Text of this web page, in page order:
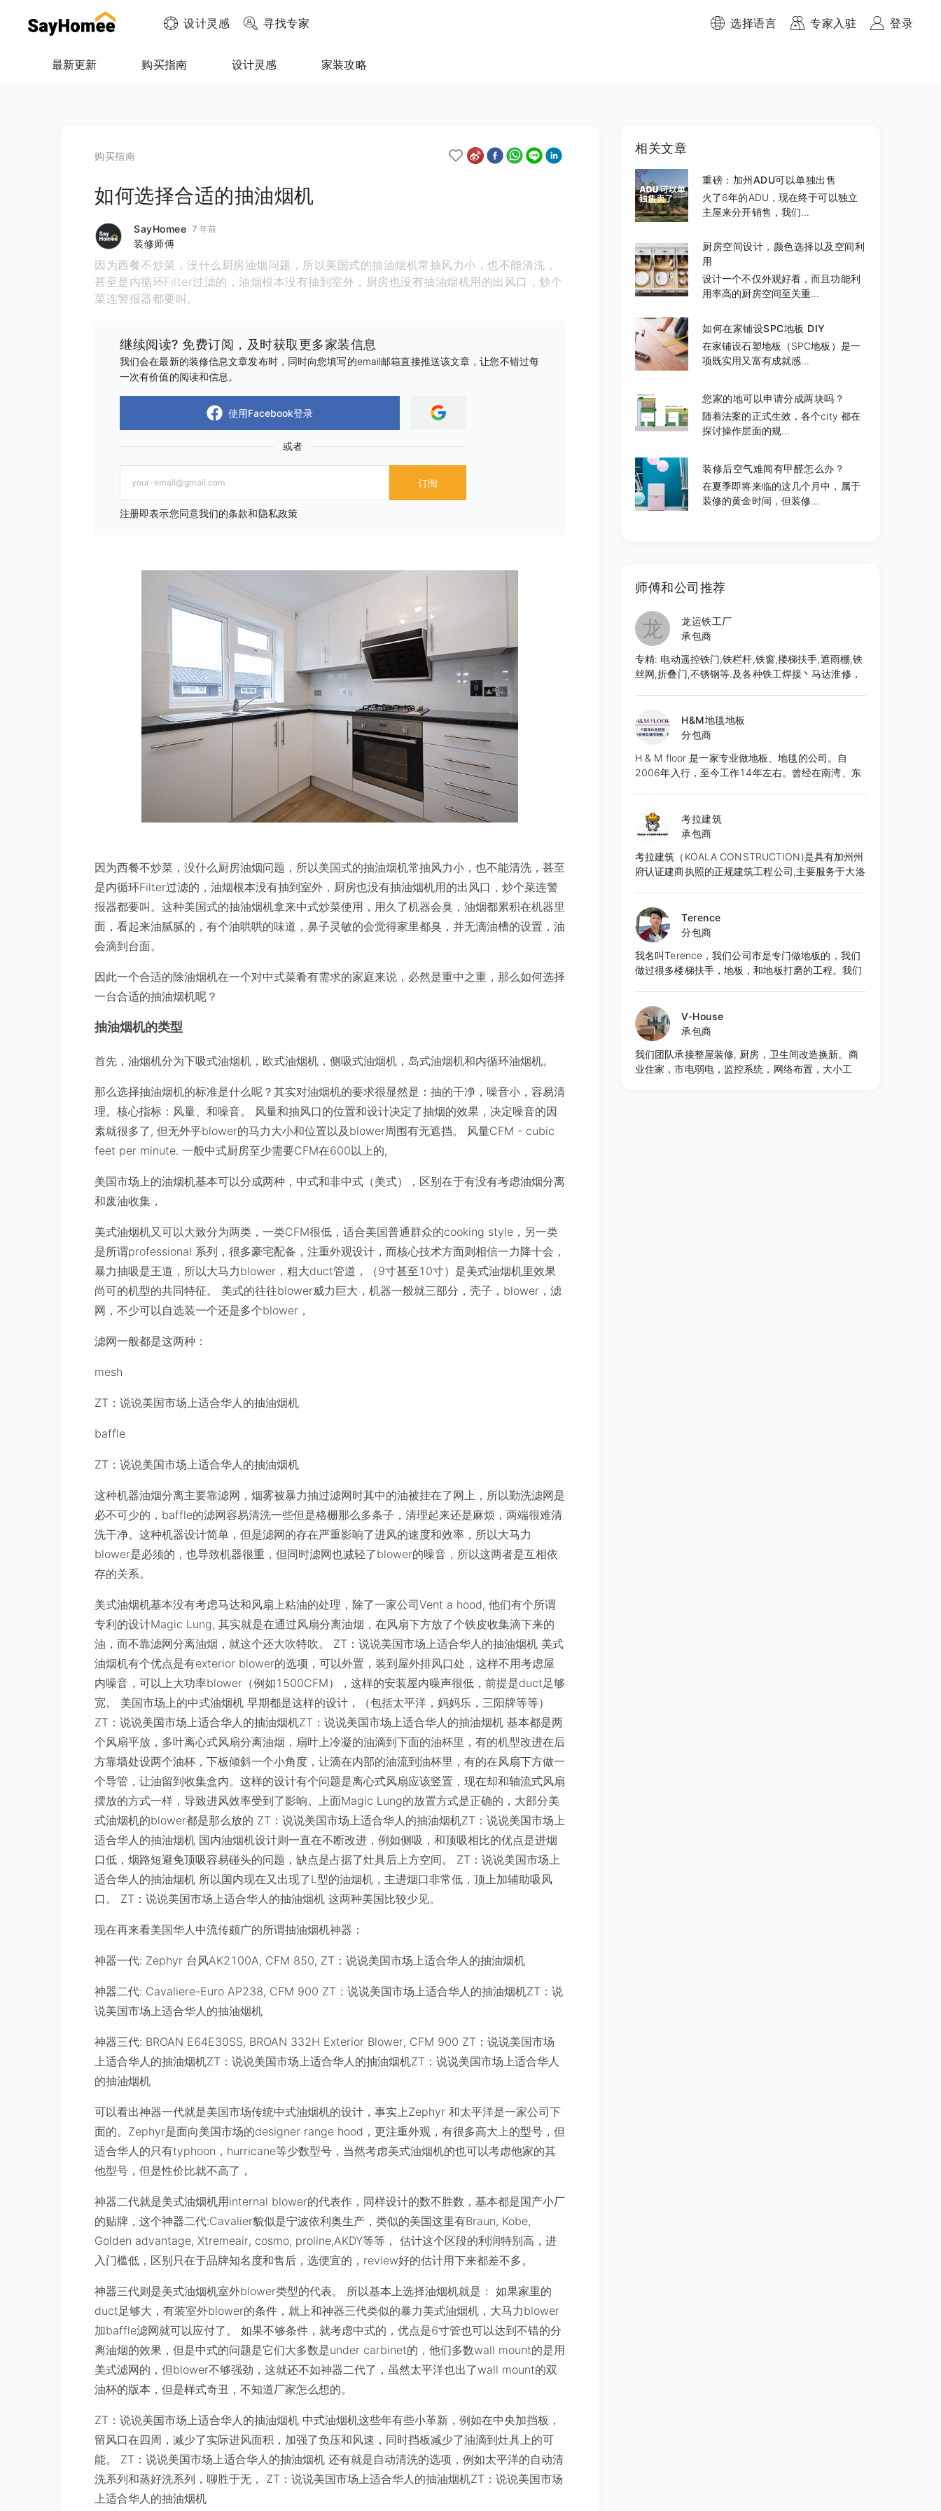
设计灵感 寻找专家 选择语言 专家入驻 登录
最新更新 购买指南 设计灵感 家装攻略
购买指南
如何选择合适的抽油烟机
SayHomee 7 年前
装修师傅
因为西餐不炒菜，没什么厨房油烟问题，所以美国式的抽油烟机常抽风力小，也不能清洗，
甚至是内循环Filter过滤的，油烟根本没有抽到室外，厨房也没有抽油烟机用的出风口，炒个
菜连警报器都要叫。
继续阅读? 免费订阅，及时获取更多家装信息
我们会在最新的装修信息文章发布时，同时向您填写的email邮箱直接推送该文章，让您不错过每
一次有价值的阅读和信息。
使用Facebook登录
或者
订阅
注册即表示您同意我们的条款和隐私政策
因为西餐不炒菜，没什么厨房油烟问题，所以美国式的抽油烟机常抽风力小，也不能清洗，甚至
是内循环Filter过滤的，油烟根本没有抽到室外，厨房也没有抽油烟机用的出风口，炒个菜连警
报器都要叫。这种美国式的抽油烟机拿来中式炒菜使用，用久了机器会臭，油烟都累积在机器里
面，看起来油腻腻的，有个油哄哄的味道，鼻子灵敏的会觉得家里都臭，并无滴油槽的设置，油
会滴到台面。
因此一个合适的除油烟机在一个对中式菜肴有需求的家庭来说，必然是重中之重，那么如何选择
一台合适的抽油烟机呢？
抽油烟机的类型
首先，油烟机分为下吸式油烟机，欧式油烟机，侧吸式油烟机，岛式油烟机和内循环油烟机。
那么选择抽油烟机的标准是什么呢？其实对油烟机的要求很显然是：抽的干净，噪音小，容易清
理。核心指标：风量、和噪音。 风量和抽风口的位置和设计决定了抽烟的效果，决定噪音的因
素就很多了, 但无外乎blower的马力大小和位置以及blower周围有无遮挡。 风量CFM - cubic
feet per minute. 一般中式厨房至少需要CFM在600以上的,
美国市场上的油烟机基本可以分成两种，中式和非中式（美式），区别在于有没有考虑油烟分离
和废油收集，
美式油烟机又可以大致分为两类，一类CFM很低，适合美国普通群众的cooking style，另一类
是所谓professional 系列，很多豪宅配备，注重外观设计，而核心技术方面则相信一力降十会，
暴力抽吸是王道，所以大马力blower，粗大duct管道，（9寸甚至10寸）是美式油烟机里效果
尚可的机型的共同特征。 美式的往往blower威力巨大，机器一般就三部分，壳子，blower，滤
网，不少可以自选装一个还是多个blower，
滤网一般都是这两种：
mesh
ZT：说说美国市场上适合华人的抽油烟机
baffle
ZT：说说美国市场上适合华人的抽油烟机
这种机器油烟分离主要靠滤网，烟雾被暴力抽过滤网时其中的油被挂在了网上，所以勤洗滤网是
必不可少的，baffle的滤网容易清洗一些但是格栅那么多条子，清理起来还是麻烦，两端很难清
洗干净。这种机器设计简单，但是滤网的存在严重影响了进风的速度和效率，所以大马力
blower是必须的，也导致机器很重，但同时滤网也减轻了blower的噪音，所以这两者是互相依
存的关系。
美式油烟机基本没有考虑马达和风扇上粘油的处理，除了一家公司Vent a hood, 他们有个所谓
专利的设计Magic Lung, 其实就是在通过风扇分离油烟，在风扇下方放了个铁皮收集滴下来的
油，而不靠滤网分离油烟，就这个还大吹特吹。 ZT：说说美国市场上适合华人的抽油烟机 美式
油烟机有个优点是有exterior blower的选项，可以外置，装到屋外排风口处，这样不用考虑屋
内噪音，可以上大功率blower（例如1500CFM），这样的安装屋内噪声很低，前提是duct足够
宽。 美国市场上的中式油烟机 早期都是这样的设计，（包括太平洋，妈妈乐，三阳牌等等）
ZT：说说美国市场上适合华人的抽油烟机ZT：说说美国市场上适合华人的抽油烟机 基本都是两
个风扇平放，多叶离心式风扇分离油烟，扇叶上冷凝的油滴到下面的油杯里，有的机型改进在后
方靠墙处设两个油杯，下板倾斜一个小角度，让滴在内部的油流到油杯里，有的在风扇下方做一
个导管，让油留到收集盒内。这样的设计有个问题是离心式风扇应该竖置，现在却和轴流式风扇
摆放的方式一样，导致进风效率受到了影响。上面Magic Lung的放置方式是正确的，大部分美
式油烟机的blower都是那么放的 ZT：说说美国市场上适合华人的抽油烟机ZT：说说美国市场上
适合华人的抽油烟机 国内油烟机设计则一直在不断改进，例如侧吸，和顶吸相比的优点是进烟
口低，烟路短避免顶吸容易碰头的问题，缺点是占据了灶具后上方空间。 ZT：说说美国市场上
适合华人的抽油烟机 所以国内现在又出现了L型的油烟机，主进烟口非常低，顶上加辅助吸风
口。 ZT：说说美国市场上适合华人的抽油烟机 这两种美国比较少见。
现在再来看美国华人中流传颇广的所谓抽油烟机神器：
神器一代: Zephyr 台风AK2100A, CFM 850, ZT：说说美国市场上适合华人的抽油烟机
神器二代: Cavaliere-Euro AP238, CFM 900 ZT：说说美国市场上适合华人的抽油烟机ZT：说
说美国市场上适合华人的抽油烟机
神器三代: BROAN E64E30SS, BROAN 332H Exterior Blower, CFM 900 ZT：说说美国市场
上适合华人的抽油烟机ZT：说说美国市场上适合华人的抽油烟机ZT：说说美国市场上适合华人
的抽油烟机
可以看出神器一代就是美国市场传统中式油烟机的设计，事实上Zephyr 和太平洋是一家公司下
面的。Zephyr是面向美国市场的designer range hood，更注重外观，有很多高大上的型号，但
适合华人的只有typhoon，hurricane等少数型号，当然考虑美式油烟机的也可以考虑他家的其
他型号，但是性价比就不高了，
神器二代就是美式油烟机用internal blower的代表作，同样设计的数不胜数，基本都是国产小厂
的贴牌，这个神器二代:Cavalier貌似是宁波依利奥生产，类似的美国这里有Braun, Kobe,
Golden advantage, Xtremeair, cosmo, proline,AKDY等等， 估计这个区段的利润特别高，进
入门槛低，区别只在于品牌知名度和售后，选便宜的，review好的估计用下来都差不多。
神器三代则是美式油烟机室外blower类型的代表。 所以基本上选择油烟机就是： 如果家里的
duct足够大，有装室外blower的条件，就上和神器三代类似的暴力美式油烟机，大马力blower
加baffle滤网就可以应付了。 如果不够条件，就考虑中式的，优点是6寸管也可以达到不错的分
离油烟的效果，但是中式的问题是它们大多数是under carbinet的，他们多数wall mount的是用
美式滤网的，但blower不够强劲，这就还不如神器二代了，虽然太平洋也出了wall mount的双
油杯的版本，但是样式奇丑，不知道厂家怎么想的。
ZT：说说美国市场上适合华人的抽油烟机 中式油烟机这些年有些小革新，例如在中央加挡板，
留风口在四周，减少了实际进风面积，加强了负压和风速，同时挡板减少了油滴到灶具上的可
能。 ZT：说说美国市场上适合华人的抽油烟机 还有就是自动清洗的选项，例如太平洋的自动清
洗系列和蒸好洗系列，聊胜于无， ZT：说说美国市场上适合华人的抽油烟机ZT：说说美国市场
上适合华人的抽油烟机
相关文章
重磅：加州ADU可以单独出售
火了6年的ADU，现在终于可以独立
主屋来分开销售，我们...
厨房空间设计，颜色选择以及空间利
用
设计一个不仅外观好看，而且功能利
用率高的厨房空间至关重...
如何在家铺设SPC地板 DIY
在家铺设石塑地板（SPC地板）是一
项既实用又富有成就感...
您家的地可以申请分成两块吗？
随着法案的正式生效，各个city 都在
探讨操作层面的规...
装修后空气难闻有甲醛怎么办？
在夏季即将来临的这几个月中，属于
装修的黄金时间，但装修...
师傅和公司推荐
龙
龙运铁工厂
承包商
专精: 电动遥控铁门,铁栏杆,铁窗,搂梯扶手,遮雨棚,铁
丝网,折叠门,不锈钢等.及各种铁工焊接丶马达淮修，
652-9495 张先生E-Mail:
frankzhang818@yahoo.com
H&M地毯地板
分包商
H & M floor 是一家专业做地板、地毯的公司。自
2006年入行，至今工作14年左右。曾经在南湾、东
所有工程均能够按时的，保质保量的完成。目前服务
于湾区的城市。 先提供免费报价咨询服务。
考拉建筑
承包商
考拉建筑（KOALA CONSTRUCTION)是具有加州州
府认证建商执照的正规建筑工程公司,主要服务于大洛
用呵护自己家的态度去对待每一个工程是我们秉持的
原则。 我们的服务专精客户居家装修装潢设计施工,
大小工程新建/ADU 全面施工工程/室内改建工程设计
和翻修工程。并提供总体的全面性一年保固免费维
修。 同时如果你有兴趣想报考学习建商，绘图，房地
产销售执照，我们有资深授课老师开设课堂，欢迎咨
询！考拉建筑——认真对待每一个家。联络人：Matt
Liu联络电话： 626-202-8897(近期工程忙碌中，如
果因为区域收讯不良请发讯息或扫描下方二维码微信
留言谘询，我们将尽快和您联系，谢谢您的耐
心！） 邮箱： koalaconstructionca@yahoo.com
Terence
分包商
我名叫Terence，我们公司市是专门做地板的，我们
做过很多楼梯扶手，地板，和地板打磨的工程。我们
V-House
承包商
我们团队承接整屋装修, 厨房，卫生间改造换新。商
业住家，市电弱电，监控系统，网络布置，大小工